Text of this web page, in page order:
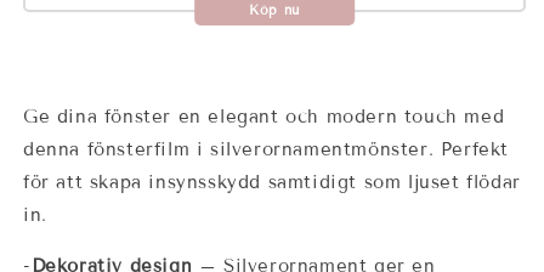
Köp nu
Ge dina fönster en elegant och modern touch med
denna fönsterfilm i silverornamentmönster. Perfekt
för att skapa insynsskydd samtidigt som ljuset flödar
in.
- Dekorativ design – Silverornament ger en